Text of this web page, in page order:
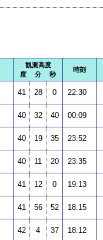
観測高度
度 分 秒
時刻
41 28 0 22:30
40 32 40 00:09
40 19 35 23:52
40 11 20 23:35
41 12 0 19:13
41 56 52 18:15
42 4 37 18:12